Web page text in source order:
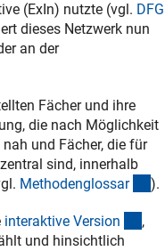
(ExIn) nutzte (vgl. DFG
dieses Netzwerk nun
an der
Fächer und ihre
die nach Möglichkeit
und Fächer, die für
sind, innerhalb
Methodenglossar ).
interaktive Version
,
und hinsichtlich